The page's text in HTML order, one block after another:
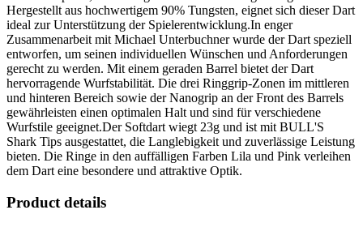
Hergestellt aus hochwertigem 90% Tungsten, eignet sich dieser Dart
ideal zur Unterstützung der Spielerentwicklung.In enger
Zusammenarbeit mit Michael Unterbuchner wurde der Dart speziell
entworfen, um seinen individuellen Wünschen und Anforderungen
gerecht zu werden. Mit einem geraden Barrel bietet der Dart
hervorragende Wurfstabilität. Die drei Ringgrip-Zonen im mittleren
und hinteren Bereich sowie der Nanogrip an der Front des Barrels
gewährleisten einen optimalen Halt und sind für verschiedene
Wurfstile geeignet.Der Softdart wiegt 23g und ist mit BULL'S
Shark Tips ausgestattet, die Langlebigkeit und zuverlässige Leistung
bieten. Die Ringe in den auffälligen Farben Lila und Pink verleihen
dem Dart eine besondere und attraktive Optik.
Product details